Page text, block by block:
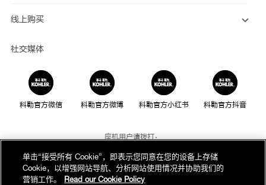
线上购买
社交媒体
科勒官方微信 科勒官方微博 科勒官方小红书 科勒官方抖音
座机用户请拨打：
800-820-2628
手机用户请拨打：
单击“接受所有 Cookie”，即表示您同意在您的设备上存储
Cookie，以增强网站导航、分析网站使用情况并协助我们的
营销工作。
Read our Cookie Policy